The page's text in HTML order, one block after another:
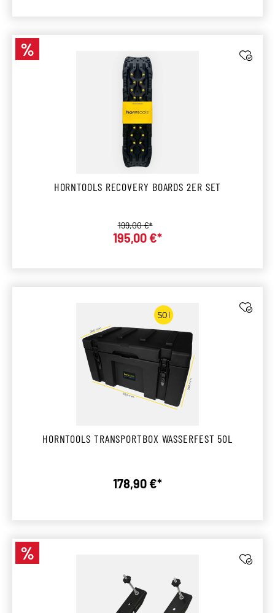
Rabatt
%
HORNTOOLS RECOVERY BOARDS 2ER SET
Verkaufspreis:
195,00 €*
Regulärer Preis:
199,00 €*
HORNTOOLS TRANSPORTBOX WASSERFEST 50L
Regulärer Preis:
178,90 €*
Rabatt
%